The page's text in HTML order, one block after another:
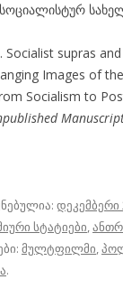
Socialist supras
Images of
Socialism to
დეკემბერი
სტატიები,
მულტფილმი,
.